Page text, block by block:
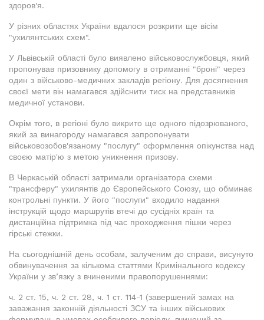
здоров'я.
У різних областях України вдалося розкрити ще вісім
"ухилянтських схем".
У Львівській області було виявлено військовослужбовця, який
пропонував призовнику допомогу в отриманні "броні" через
один з військово-медичних закладів регіону. Для досягнення
своєї мети він намагався здійснити тиск на представників
медичної установи.
Окрім того, в регіоні було викрито ще одного підозрюваного,
який за винагороду намагався запропонувати
військовозобов'язаному "послугу" оформлення опікунства над
своєю матір'ю з метою уникнення призову.
В Черкаській області затримали організатора схеми
"трансферу" ухилянтів до Європейського Союзу, що обминає
контрольні пункти. У його "послуги" входило надання
інструкцій щодо маршрутів втечі до сусідніх країн та
дистанційна підтримка під час проходження пішки через
гірські стежки.
На сьогоднішній день особам, залученим до справи, висунуто
обвинувачення за кількома статтями Кримінального кодексу
України у зв’язку з вчиненими правопорушеннями:
ч. 2 ст. 15, ч. 2 ст. 28, ч. 1 ст. 114-1 (завершений замах на
заважання законній діяльності ЗСУ та інших військових